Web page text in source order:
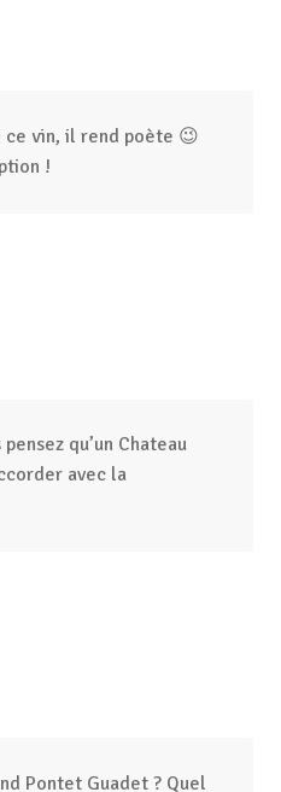
vin, il rend poète 😉
!
qu’un Chateau
avec la
Pontet Guadet ? Quel